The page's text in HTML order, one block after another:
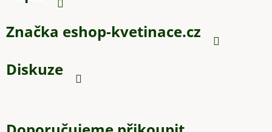
Značka eshop-kvetinace.cz
Diskuze